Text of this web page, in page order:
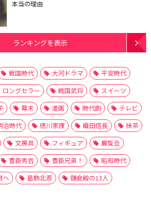
本当の理由
ランキングを表示
戦国時代 大河ドラマ
平安時代
ロングセラー 戦国武将
スイーツ
幕末 漫画 時代劇
テレビ
治時代 徳川家康 織田信長
抹茶
文房具 フィギュア
展覧会
豊臣秀吉 豊臣兄弟！
昭和時代
へ
葛飾北斎 鎌倉殿の13人